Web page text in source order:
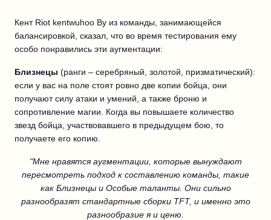
Кент Riot kentwuhoo Ву из команды, занимающейся
балансировкой, сказал, что во время тестирования ему
особо понравились эти аугментации:
Близнецы (ранги – серебряный, золотой, призматический):
если у вас на поле стоят ровно две копии бойца, они
получают силу атаки и умений, а также броню и
сопротивление магии. Когда вы повышаете количество
звезд бойца, участвовавшего в предыдущем бою, то
получаете его копию.
"Мне нравятся аугментации, которые вынуждают
пересмотреть подход к составлению команды, такие
как Близнецы и Особые таланты. Они сильно
разнообразят стандартные сборки TFT, и именно это
разнообразие я и ценю.